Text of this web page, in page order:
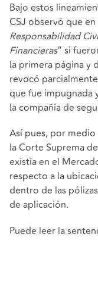
Bajo estos
CSJ observó que en
Responsabilidad
Financieras” si
la primera página y
revocó
que fue impugnada
la compañía de
Así pues, por
la Corte Suprema
existía en el
respecto a la
dentro de las
de aplicación.
Puede leer la